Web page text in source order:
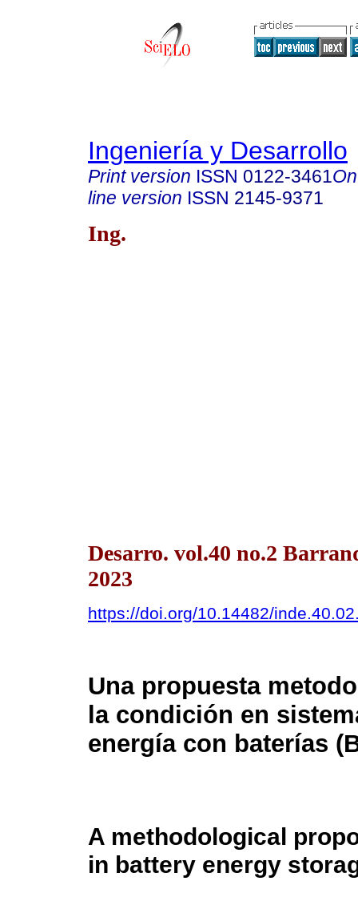
Ingeniería y Desarrollo
Print version ISSN 0122-3461
line version ISSN 2145-9371
Ing.
Desarro. vol.40 no.2
2023
https://doi.org/10.14482/
Una propuesta
la condición en
energía con baterías
A methodological
in battery energy